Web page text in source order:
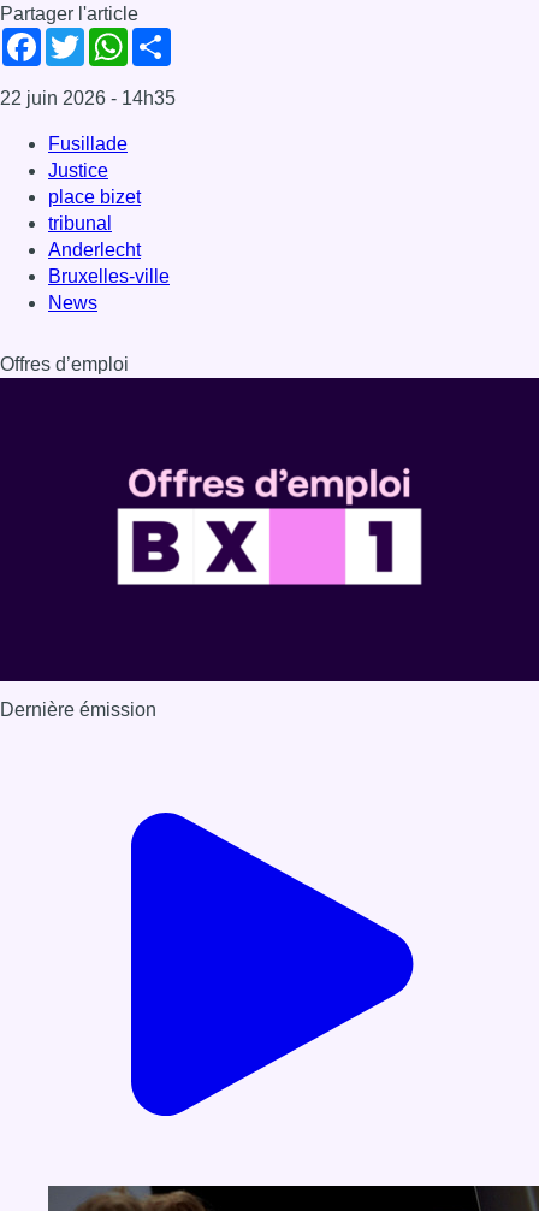
Partager l'article
Facebook
TwitterWhatsApp
22 juin 2026 - 14h35
Fusillade
Justice
place bizet
tribunal
Anderlecht
Bruxelles-ville
News
Offres d’emploi
Dernière émission